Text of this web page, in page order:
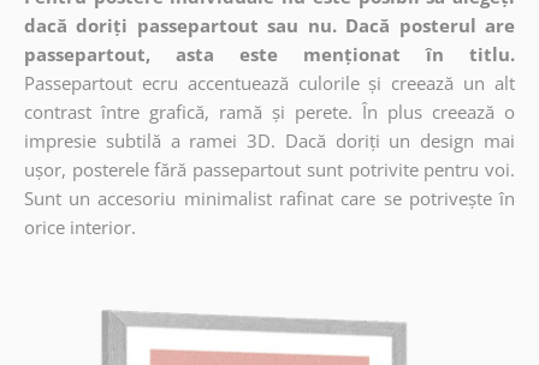
dacă doriți passepartout sau nu. Dacă posterul are
passepartout, asta este menționat în titlu.
Passepartout ecru accentuează culorile și creează un alt
contrast între grafică, ramă și perete. În plus creează o
impresie subtilă a ramei 3D. Dacă doriți un design mai
ușor, posterele fără passepartout sunt potrivite pentru voi.
Sunt un accesoriu minimalist rafinat care se potrivește în
orice interior.